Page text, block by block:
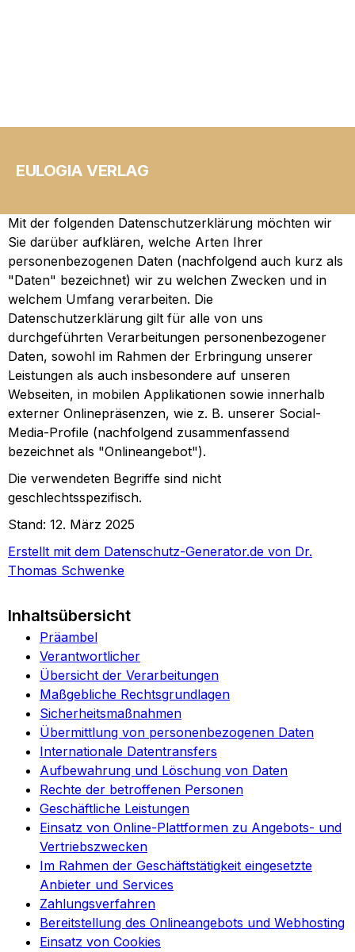
EULOGIA VERLAG
Mit der folgenden Datenschutzerklärung möchten wir
Sie darüber aufklären, welche Arten Ihrer
personenbezogenen Daten (nachfolgend auch kurz als
"Daten" bezeichnet) wir zu welchen Zwecken und in
welchem Umfang verarbeiten. Die
Datenschutzerklärung gilt für alle von uns
durchgeführten Verarbeitungen personenbezogener
Daten, sowohl im Rahmen der Erbringung unserer
Leistungen als auch insbesondere auf unseren
Webseiten, in mobilen Applikationen sowie innerhalb
externer Onlinepräsenzen, wie z. B. unserer Social-
Media-Profile (nachfolgend zusammenfassend
bezeichnet als "Onlineangebot").
Die verwendeten Begriffe sind nicht
geschlechtsspezifisch.
Stand: 12. März 2025
Erstellt mit dem Datenschutz-Generator.de von Dr.
Thomas Schwenke
Inhaltsübersicht
Präambel
Verantwortlicher
Übersicht der Verarbeitungen
Maßgebliche Rechtsgrundlagen
Sicherheitsmaßnahmen
Übermittlung von personenbezogenen Daten
Internationale Datentransfers
Aufbewahrung und Löschung von Daten
Rechte der betroffenen Personen
Geschäftliche Leistungen
Einsatz von Online-Plattformen zu Angebots- und
Vertriebszwecken
Im Rahmen der Geschäftstätigkeit eingesetzte
Anbieter und Services
Zahlungsverfahren
Bereitstellung des Onlineangebots und Webhosting
Einsatz von Cookies